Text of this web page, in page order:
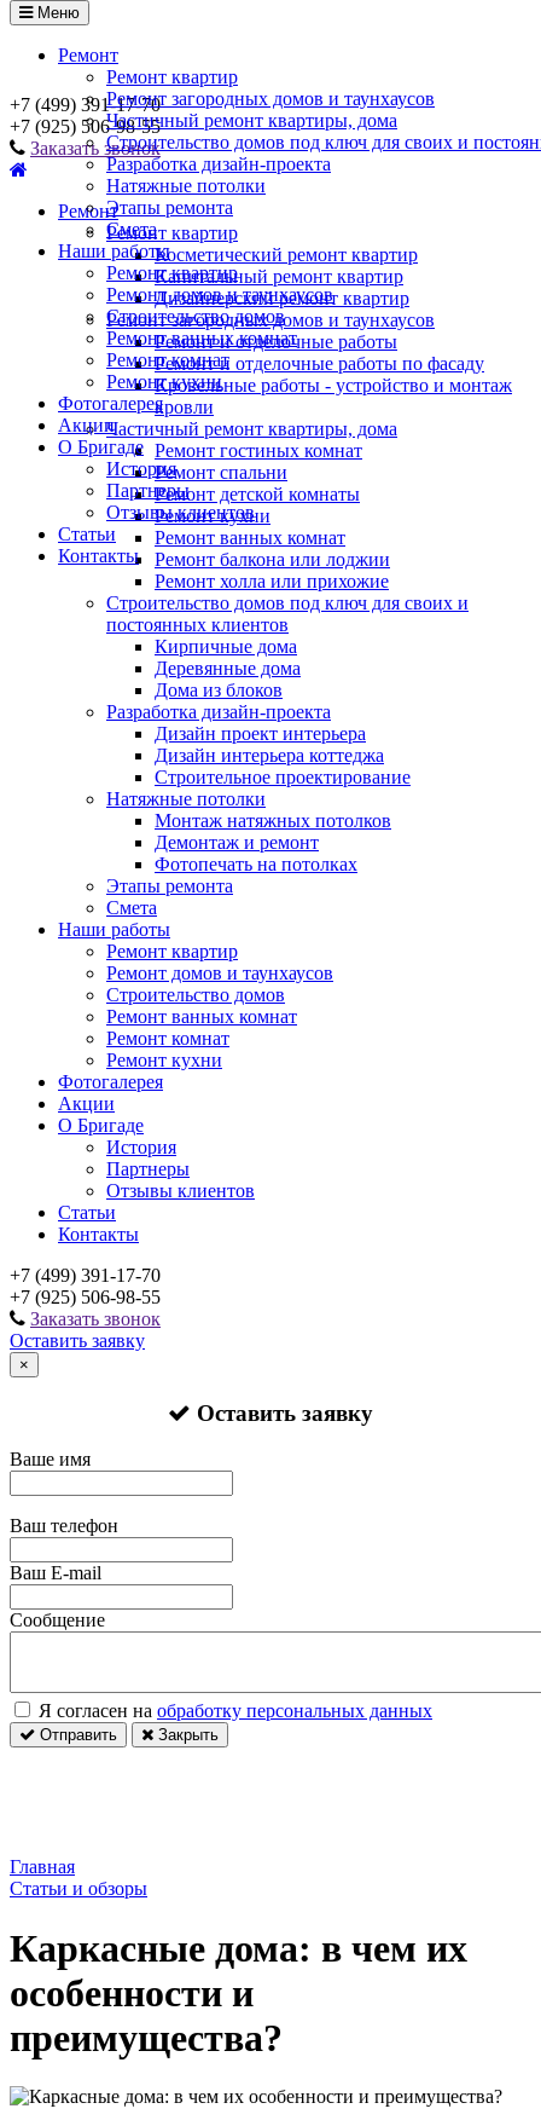
Меню
Ремонт
Ремонт квартир
Ремонт загородных домов и таунхаусов
Частичный ремонт квартиры, дома
Строительство домов под ключ для своих и
Разработка дизайн-проекта
Натяжные потолки
Этапы ремонта
Смета
Наши работы
Ремонт квартир
Ремонт домов и таунхаусов
Строительство домов
Ремонт ванных комнат
Ремонт комнат
Ремонт кухни
Фотогалерея
Акции
О Бригаде
История
Партнеры
Отзывы клиентов
Статьи
Контакты
+7 (499) 391-17-70
+7 (925) 506-98-55
Заказать звонок
Ремонт
Ремонт квартир
Косметический ремонт квартир
Капитальный ремонт квартир
Дизайнерский ремонт квартир
Ремонт загородных домов и таунхаусов
Ремонт и отделочные работы
Ремонт и отделочные работы по фасаду
Кровельные работы - устройство и монтаж
кровли
Частичный ремонт квартиры, дома
Ремонт гостиных комнат
Ремонт спальни
Ремонт детской комнаты
Ремонт кухни
Ремонт ванных комнат
Ремонт балкона или лоджии
Ремонт холла или прихожие
Строительство домов под ключ для своих и
постоянных клиентов
Кирпичные дома
Деревянные дома
Дома из блоков
Разработка дизайн-проекта
Дизайн проект интерьера
Дизайн интерьера коттеджа
Строительное проектирование
Натяжные потолки
Монтаж натяжных потолков
Демонтаж и ремонт
Фотопечать на потолках
Этапы ремонта
Смета
Наши работы
Ремонт квартир
Ремонт домов и таунхаусов
Строительство домов
Ремонт ванных комнат
Ремонт комнат
Ремонт кухни
Фотогалерея
Акции
О Бригаде
История
Партнеры
Отзывы клиентов
Статьи
Контакты
+7 (499) 391-17-70
+7 (925) 506-98-55
Заказать звонок
Оставить заявку
×
Оставить заявку
Ваше имя
Ваш телефон
Ваш E-mail
Сообщение
Я согласен на обработку персональных данных
Отправить Закрыть
Главная
Статьи и обзоры
Каркасные дома: в чем их
особенности и
преимущества?